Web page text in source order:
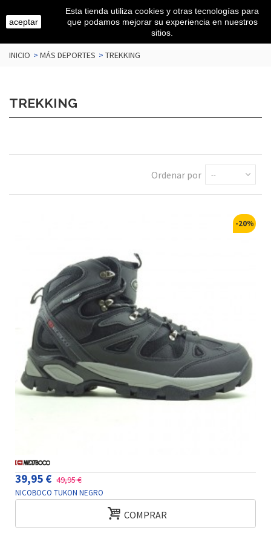
INICIO > MÁS DEPORTES > TREKKING
TREKKING
Ordenar por --
-20%
39,95 € 49,95 €
NICOBOCO TUKON NEGRO
COMPRAR
aceptar
Esta tienda utiliza cookies y otras tecnologías para
que podamos mejorar su experiencia en nuestros
sitios.